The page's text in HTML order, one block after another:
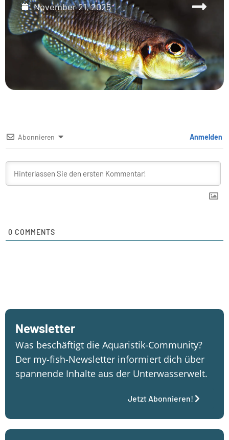
November 21, 2025
Abonnieren Anmelden
0 COMMENTS
Newsletter
Was beschäftigt die Aquaristik-Community?
Der my-fish-Newsletter informiert dich über
spannende Inhalte aus der Unterwasserwelt.
Jetzt Abonnieren!